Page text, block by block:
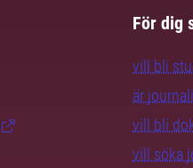
För dig
vill bli
är
vill bli
vill söka